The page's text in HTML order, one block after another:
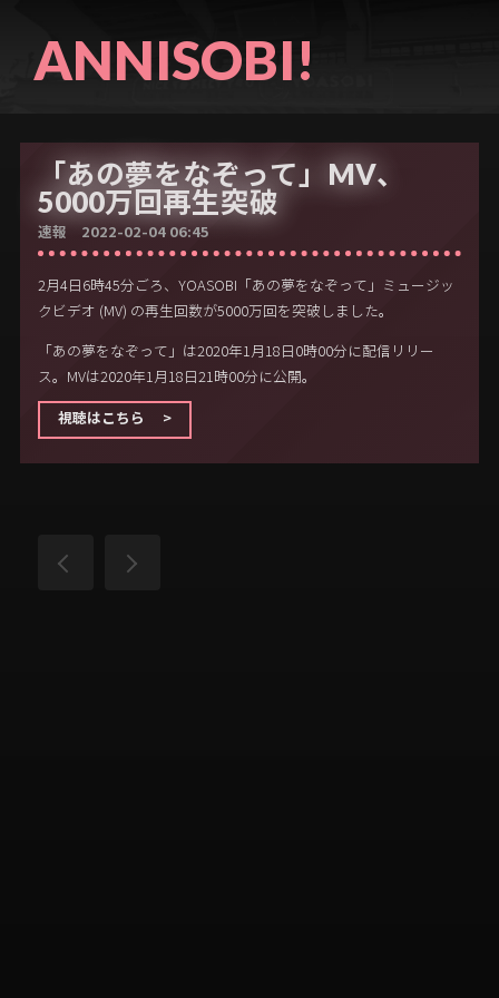
ANNISOBI!
「あの夢をなぞって」MV、
5000万回再生突破
速報 2022-02-04 06:45
2月4日6時45分ごろ、YOASOBI「あの夢をなぞって」ミュージッ
クビデオ (MV) の再生回数が5000万回を突破しました。
「あの夢をなぞって」は2020年1月18日0時00分に配信リリー
ス。MVは2020年1月18日21時00分に公開。
視聴はこちら